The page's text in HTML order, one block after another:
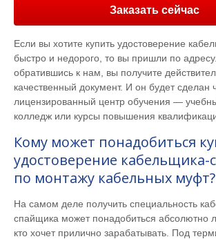
Заказать сейчас
Если вы хотите купить удостоверение
быстро и недорого, то вы пришли по
обратившись к нам, вы получите
качественный документ. И он будет сделан
лицензированный центр обучения —
колледж или курсы повышения
Кому может понадобиться
удостоверение
по монтажу кабельных муфт?
На самом деле получить специальность
спайщика может понадобиться абсолютно
кто хочет прилично зарабатывать. Под